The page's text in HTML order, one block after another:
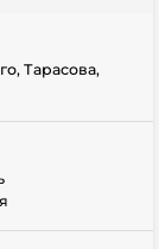
Тарасова,